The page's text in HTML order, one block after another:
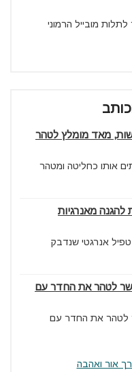
מובייל הרמוני
מאד מומלץ לטהר
אותו כחליטה ומטהר
להגנה מאנרגיות
טפיל אנרגטי שנדבק
לטהר את החדר עם
לטהר את החדר עם
אור ואהבה